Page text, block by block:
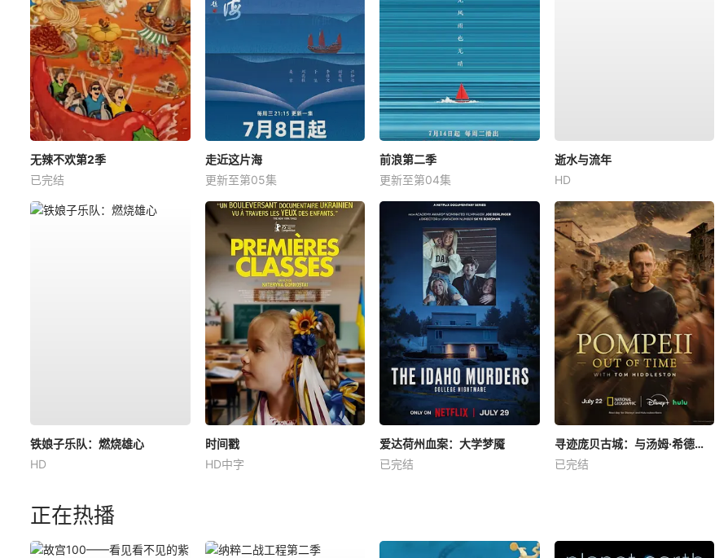
无辣不欢第2季
已完结
走近这片海
更新至第05集
前浪第二季
更新至第04集
逝水与流年
HD
铁娘子乐队：燃烧雄心
HD
时间戳
HD中字
爱达荷州血案：大学梦魇
已完结
寻迹庞贝古城：与汤姆·希德勒斯顿同行
已完结
正在热播